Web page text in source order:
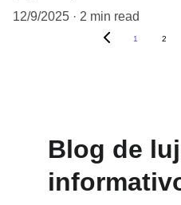
12/9/2025 2 min read
1 2
Blog de